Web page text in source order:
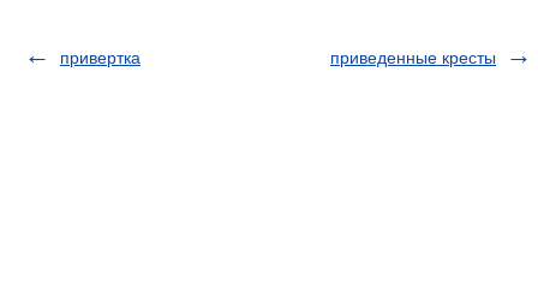
привертка приведенные кресты